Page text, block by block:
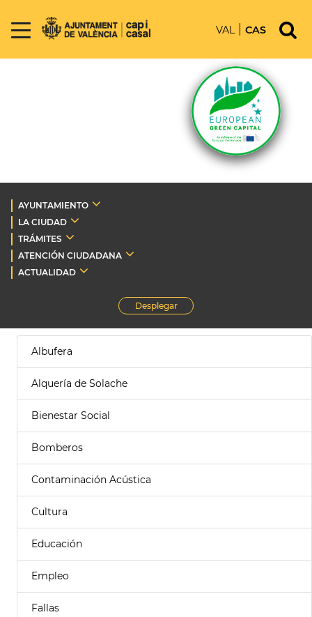
VAL CAS
AYUNTAMIENTO
LA CIUDAD
TRÁMITES
ATENCIÓN CIUDADANA
ACTUALIDAD
Desplegar
Albufera
Alquería de Solache
Bienestar Social
Bomberos
Contaminación Acústica
Cultura
Educación
Empleo
Fallas